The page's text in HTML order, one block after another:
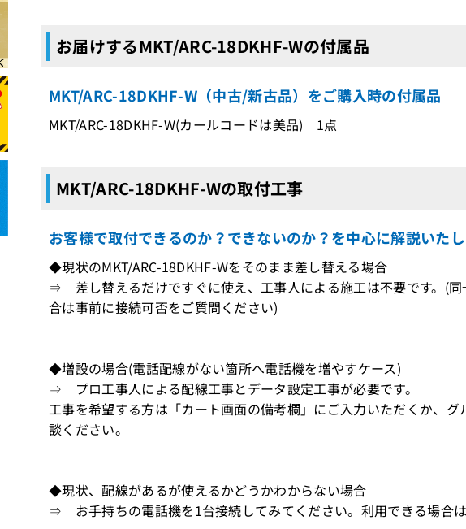
お届けするMKT/ARC-18DKHF-Wの付属品
MKT/ARC-18DKHF-W（中古/新古品）をご購入時の付属品
MKT/ARC-18DKHF-W(カールコードは美品) 1点
MKT/ARC-18DKHF-Wの取付工事
お客様で取付できるのか？できないのか？を中心に解説いた
◆現状のMKT/ARC-18DKHF-Wをそのまま差し替える場合
⇒ 差し替えるだけですぐに使え、工事人による施工は不要です。(
合は事前に接続可否をご質問ください)
◆増設の場合(電話配線がない箇所へ電話機を増やすケース)
⇒ プロ工事人による配線工事とデータ設定工事が必要です。
工事を希望する方は「カート画面の備考欄」にご入力いただくか、グ
談ください。
◆現状、配線があるが使えるかどうかわからない場合
⇒ お手持ちの電話機を1台接続してみてください。利用できる場合